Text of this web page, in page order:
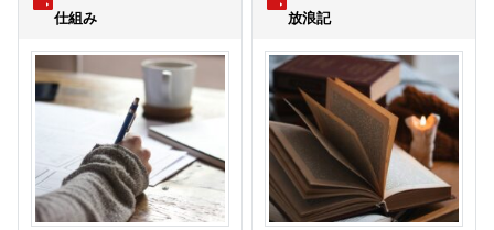
仕組み
放浪記